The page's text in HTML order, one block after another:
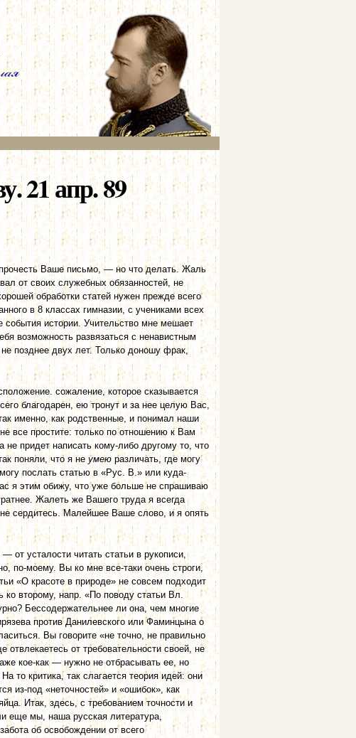
21 апр. 89
Ваше письмо, — но что делать. Жаль
от своих служебных обязанностей, не
обработки статей нужен прежде всего
в 8 классах гимназии, с учениками всех
истории. Учительство мне мешает
возможность развязаться с ненавистным
позднее двух лет. Только доношу фрак,
сожаление, которое сказывается
благодарен, ею тронут и за нее целую Вас,
именно, как родственные, и понимал наши
все простите: только по отношению к Вам
придет написать кому-либо другому то, что
поняли, что я не умею различать, где могу
послать статью в «Рус. В.» или куда-
я этим обижу, что уже больше не спрашиваю
Жалеть же Вашего труда я всегда
сердитесь. Малейшее Ваше слово, и я опять
от усталости читать статьи в рукописи,
по-моему. Вы ко мне все-таки очень строги,
«О красоте в природе» не совсем подходит
второму, напр. «По поводу статьи Вл.
Бессодержательнее ли она, чем многие
против Данилевского или Фаминцына о
Вы говорите «не точно, не правильно
от требовательности своей, не
кое-как — нужно не отбрасывать ее, но
то критика, так слагается теория идей: они
из-под «неточностей» и «ошибок», как
Итак, здесь, с требованием точности и
еще мы, наша русская литература,
об освобождении от всего